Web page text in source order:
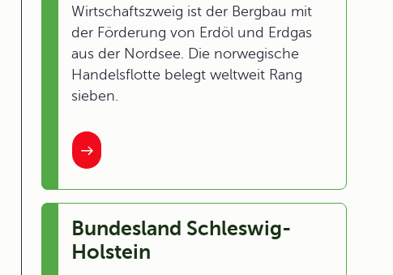
Wirtschaftszweig ist der Bergbau mit
der Förderung von Erdöl und Erdgas
aus der Nordsee. Die norwegische
Handelsflotte belegt weltweit Rang
sieben.
Bundesland Schleswig-
Holstein